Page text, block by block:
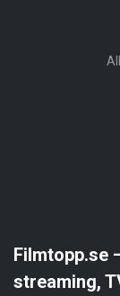
Filmtopp.se
streaming,